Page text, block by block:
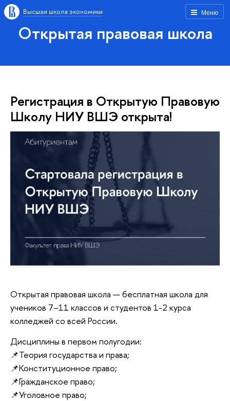
Меню
Высшая школа экономики
Открытая правовая школа
Регистрация в Открытую Правовую
Школу НИУ ВШЭ открыта!
Открытая правовая школа — бесплатная школа для
учеников 7–11 классов и студентов 1-2 курса
колледжей со всей России.
Дисциплины в первом полугодии:
📌Теория государства и права;
📌Конституционное право;
📌Гражданское право;
📌Уголовное право;